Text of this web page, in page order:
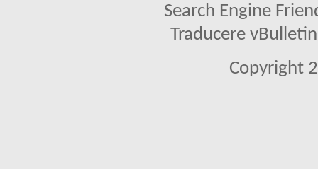
Search Engine
Traducere
Copyright